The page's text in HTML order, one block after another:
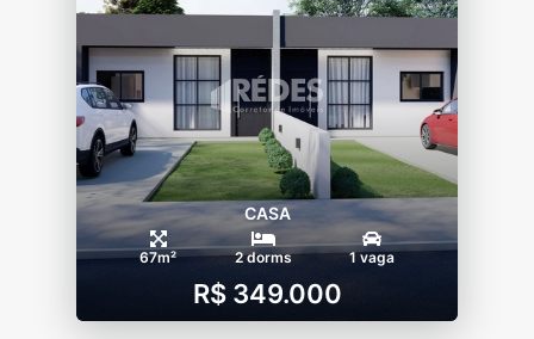
CASA
67m² 2 dorms 1 vaga
R$ 349.000